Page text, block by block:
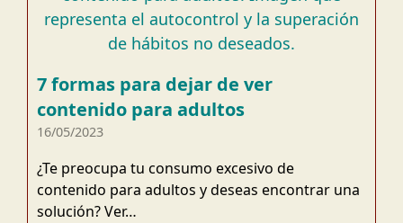
7 formas para dejar de ver
contenido para adultos
16/05/2023
¿Te preocupa tu consumo excesivo de
contenido para adultos y deseas encontrar una
solución? Ver…